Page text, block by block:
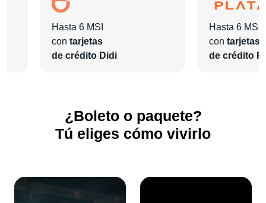
Hasta 6 MSI
con tarjetas
de crédito Didi
Hasta 6 MSI
con tarjetas
de crédito
¿Boleto o paquete?
Tú eliges cómo vivirlo